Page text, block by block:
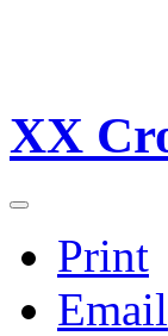
XX
Print
Email